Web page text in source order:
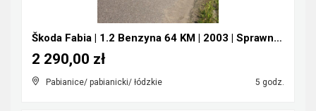
Škoda Fabia | 1.2 Benzyna 64 KM | 2003 | Sprawna |...
Pabianice/ pabianicki/ łódzkie 5 godz.
2 290,00 zł